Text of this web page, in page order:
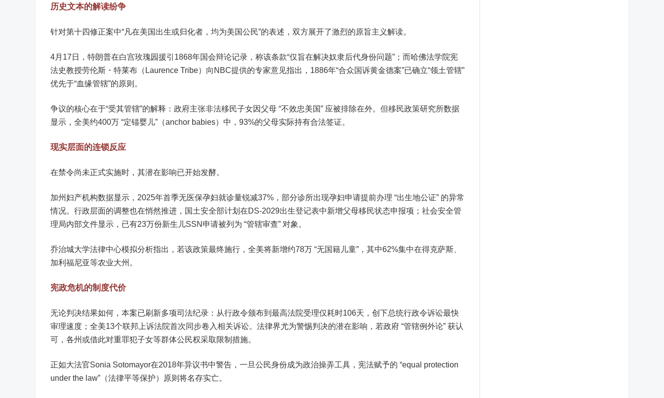
历史文本的解读纷争
针对第十四修正案中“凡在美国出生或归化者，均为美国公民”的表述，双方展开了激烈的原旨主义解读。
4月17日，特朗普在白宫玫瑰园援引1868年国会辩论记录，称该条款“仅旨在解决奴隶后代身份问题”；而哈佛法学院宪
法史教授劳伦斯・特莱布（Laurence Tribe）向NBC提供的专家意见指出，1886年“合众国诉黄金德案”已确立“领土管辖”
优先于“血缘管辖”的原则。
争议的核心在于“受其管辖”的解释：政府主张非法移民子女因父母 “不效忠美国” 应被排除在外。但移民政策研究所数据
显示，全美约400万 “定锚婴儿”（anchor babies）中，93%的父母实际持有合法签证。
现实层面的连锁反应
在禁令尚未正式实施时，其潜在影响已开始发酵。
加州妇产机构数据显示，2025年首季无医保孕妇就诊量锐减37%，部分诊所出现孕妇申请提前办理 “出生地公证” 的异常
情况。行政层面的调整也在悄然推进，国土安全部计划在DS-2029出生登记表中新增父母移民状态申报项；社会安全管
理局内部文件显示，已有23万份新生儿SSN申请被列为 “管辖审查” 对象。
乔治城大学法律中心模拟分析指出，若该政策最终施行，全美将新增约78万 “无国籍儿童”，其中62%集中在得克萨斯、
加利福尼亚等农业大州。
宪政危机的制度代价
无论判决结果如何，本案已刷新多项司法纪录：从行政令颁布到最高法院受理仅耗时106天，创下总统行政令诉讼最快
审理速度；全美13个联邦上诉法院首次同步卷入相关诉讼。法律界尤为警惕判决的潜在影响，若政府 “管辖例外论” 获认
可，各州或借此对重罪犯子女等群体公民权采取限制措施。
正如大法官Sonia Sotomayor在2018年异议书中警告，一旦公民身份成为政治操弄工具，宪法赋予的 “equal protection
under the law”（法律平等保护）原则将名存实亡。